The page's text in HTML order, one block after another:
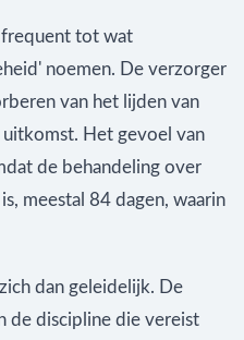
tot wat
noemen. De verzorger
van het lijden van
Het gevoel van
de behandeling over
meestal 84 dagen, waarin
dan geleidelijk. De
de discipline die vereist